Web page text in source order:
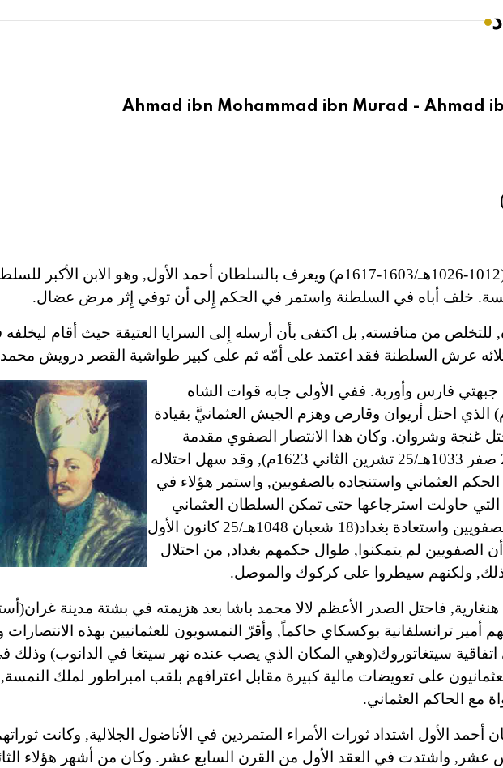
موسوعات جديدة في عام 2026
Ahmad ibn Mohammad ibn Murad - Ahmad
(1012-1026هـ/1603-1617م) ويعرف بالسلطان أحمد الأول, وهو الابن الأكبر
للتخلص من منافسته, بل اكتفى بأن أرسله إِلى السرايا العتيقة حيث أقام
عرش السلطنة فقد اعتمد على أمّه ثم على كبير طواشية القصر درويش محمد
فارس وأوربة. ففي الأولى جابه قوات الشاه
1629م) الذي احتل أريوان وقارص وهزم الجيش العثمانيَّ بقيادة
واحتل غنجة وشروان. وكان هذا الانتصار الصفوي مقدمة
لاحتلال قوات الشاه عباس بغداد(2 صفر 1033هـ/25 تشرين الثاني 1623م), وقد سهل احتلاله
العثماني واستنجاده بالصفويين, واستمر هؤلاء في
التي حاولت استرجاعها حتى تمكن السلطان العثماني
(18 شعبان 1048هـ/25 كانون الأول
أن الصفويين لم يتمكنوا, طوال حكمهم بغداد, من احتلال
ذلك, ولكنهم سيطروا على كركوك والموصل.
هنغارية, فاحتل الصدر الأعظم لالا محمد باشا بعد هزيمته في بشتة مدينة غران
حليفهم أمير ترانسلفانية بوكسكاي حاكماً, وأقرّ النمسويون للعثمانيين بهذه
سيتغاتوروك
عام 1606, وحصل العثمانيون على تعويضات مالية كبيرة مقابل اعترافهم بلقب امبراطور لملك
مع الحاكم العثماني.
الأول اشتداد ثورات الأمراء المتمردين في الأناضول الجلالية, وكانت
عشر, واشتدت في العقد الأول من القرن السابع عشر. وكان من أشهر هؤلاء